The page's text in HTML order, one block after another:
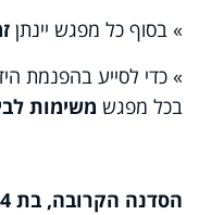
» בסוף כל מפגש יינתן
» כדי לסייע בהפנמת
בכל מפגש משימות